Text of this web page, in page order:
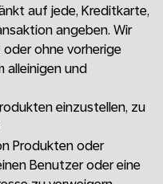
auf jede, Kreditkarte,
angeben. Wir
ohne vorherige
alleinigen und
einzustellen, zu
Produkten oder
Benutzer oder eine